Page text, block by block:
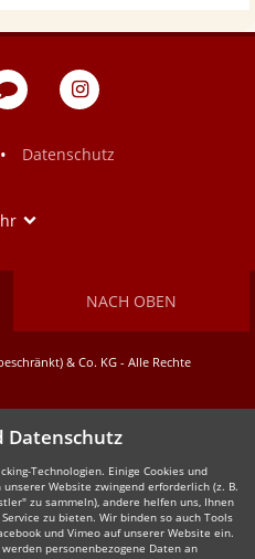
Blog
eventpeppers
• Datenschutz
NACH OBEN
& Co. KG - Alle Rechte
Datenschutz
Technologien. Einige Cookies und
Website zwingend erforderlich (z. B.
zu sammeln), andere helfen uns, Ihnen
zu bieten. Wir binden so auch Tools
und Vimeo auf unserer Website ein.
personenbezogene Daten an